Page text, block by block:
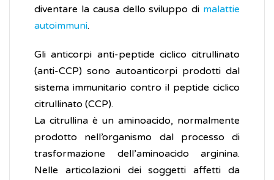
diventare la causa dello sviluppo di malattie
autoimmuni.
Gli anticorpi anti-peptide ciclico citrullinato
(anti-CCP) sono autoanticorpi prodotti dal
sistema immunitario contro il peptide ciclico
citrullinato (CCP).
La citrullina è un aminoacido, normalmente
prodotto nell’organismo dal processo di
trasformazione dell’aminoacido arginina.
Nelle articolazioni dei soggetti affetti da